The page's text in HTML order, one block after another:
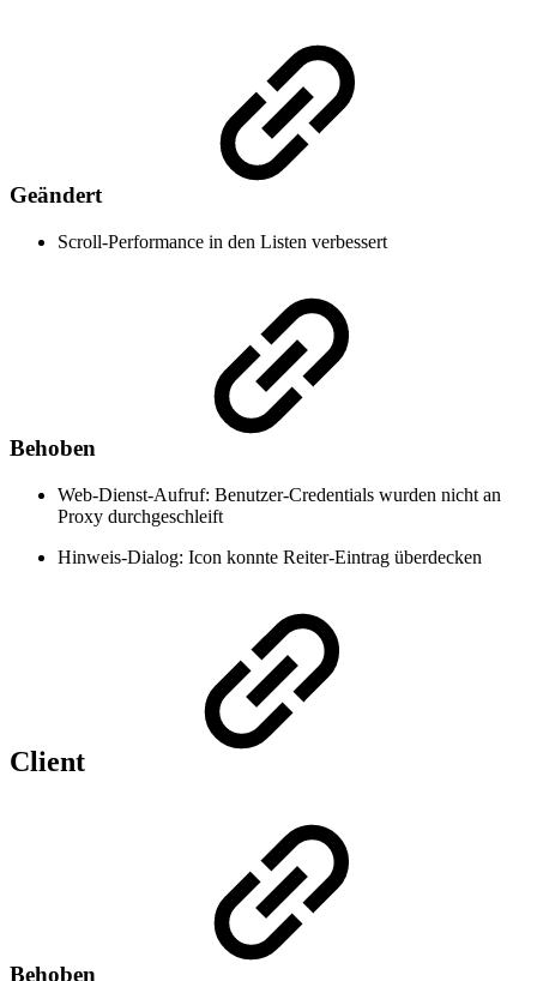
Geändert
Scroll-Performance in den Listen verbessert
Behoben
Web-Dienst-Aufruf: Benutzer-Credentials wurden nicht an
Proxy durchgeschleift
Hinweis-Dialog: Icon konnte Reiter-Eintrag überdecken
Client
Behoben